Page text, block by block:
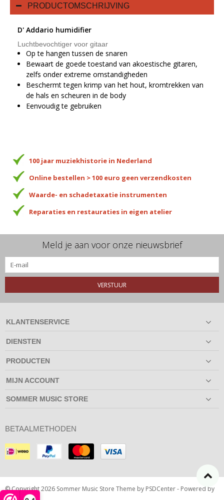
PRODUCTOMSCHRIJVING
D' Addario humidifier
Luchtbevochtiger voor gitaar
Op te hangen tussen de snaren
Bewaart de goede toestand van akoestische gitaren,
zelfs onder extreme omstandigheden
Beschermt tegen krimp van het hout, kromtrekken van
de hals en scheuren in de body
Eenvoudig te gebruiken
100 jaar muziekhistorie in Nederland
Online bestellen > 100 euro geen verzendkosten
Waarde- en schadetaxatie instrumenten
Reparaties en restauraties in eigen atelier
Meld je aan voor onze nieuwsbrief
VERSTUUR
KLANTENSERVICE
DIENSTEN
PRODUCTEN
MIJN ACCOUNT
SOMMER MUSIC STORE
BETAALMETHODEN
© Copyright 2026 Sommer Music Store Theme by PSDCenter- Powered by
Lightspeed